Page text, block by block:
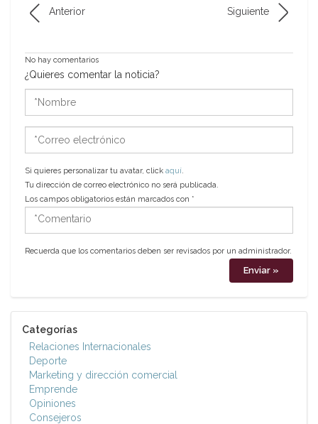
Anterior Siguiente
No hay comentarios
¿Quieres comentar la noticia?
electrónico
Si quieres personalizar tu avatar, click aquí.
Tu dirección de correo electrónico no será publicada.
Los campos obligatorios están marcados con *
*Comentario
Recuerda que los comentarios deben ser revisados por un administrador.
Categorías
Relaciones Internacionales
Deporte
Marketing y dirección comercial
Emprende
Opiniones
Consejeros